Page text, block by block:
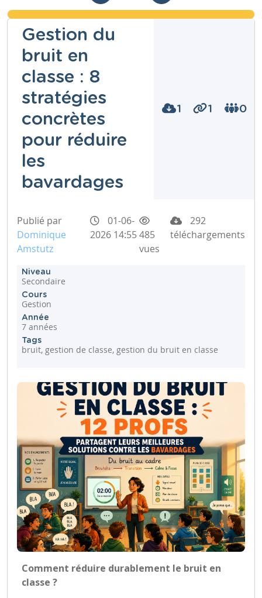
Gestion du
bruit en
classe : 8
stratégies
concrètes
pour réduire
les
bavardages
1 1 0
Publié par
Dominique
Amstutz
01-06-
2026 14:55485
vues
292
téléchargements
Niveau
Secondaire
Cours
Gestion
Année
7 années
Tags
bruit, gestion de classe, gestion du bruit en classe
Comment réduire durablement le bruit en
classe ?